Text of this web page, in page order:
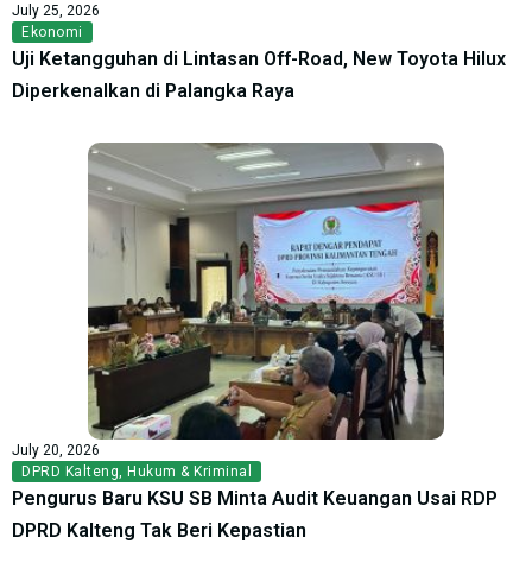
July 25, 2026
Ekonomi
Uji Ketangguhan di Lintasan Off-Road, New Toyota Hilux
Diperkenalkan di Palangka Raya
July 20, 2026
DPRD Kalteng, Hukum & Kriminal
Pengurus Baru KSU SB Minta Audit Keuangan Usai RDP
DPRD Kalteng Tak Beri Kepastian